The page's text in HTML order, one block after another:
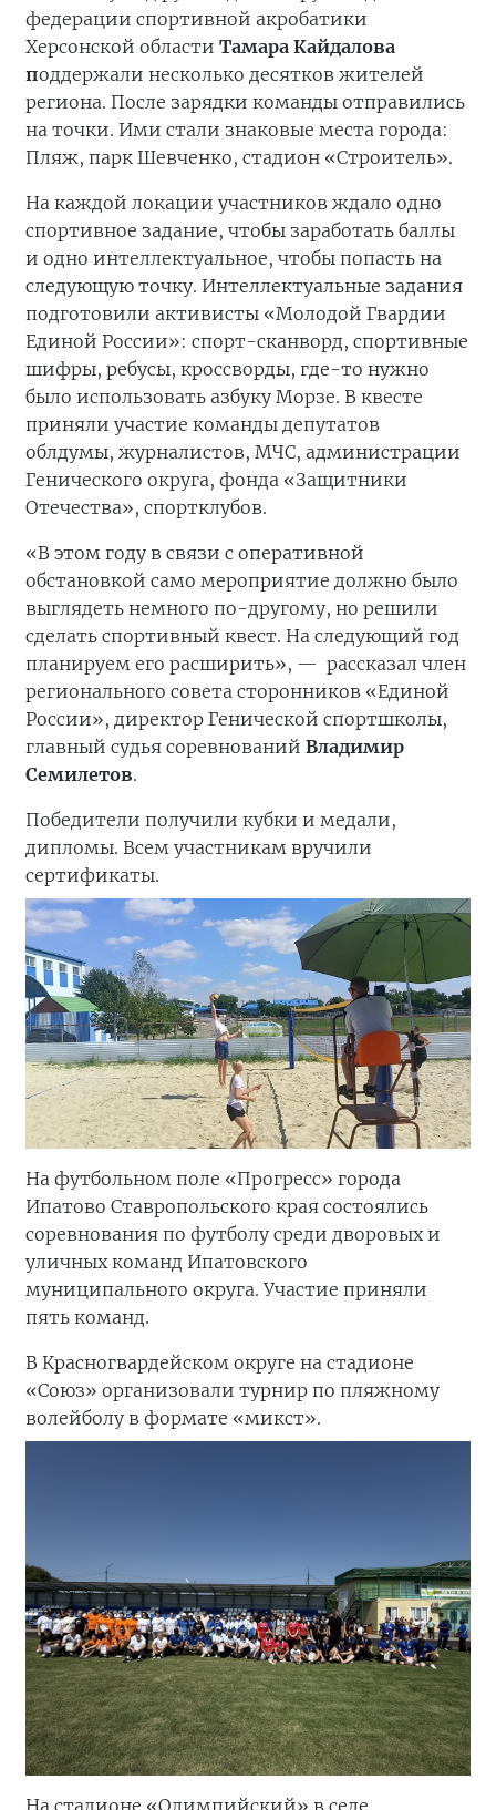
федерации спортивной акробатики
Херсонской области Тамара Кайдалова
поддержали несколько десятков жителей
региона. После зарядки команды отправились
на точки. Ими стали знаковые места города:
Пляж, парк Шевченко, стадион «Строитель».
На каждой локации участников ждало одно
спортивное задание, чтобы заработать баллы
и одно интеллектуальное, чтобы попасть на
следующую точку. Интеллектуальные задания
подготовили активисты «Молодой Гвардии
Единой России»: спорт-сканворд, спортивные
шифры, ребусы, кроссворды, где-то нужно
было использовать азбуку Морзе. В квесте
приняли участие команды депутатов
облдумы, журналистов, МЧС, администрации
Генического округа, фонда «Защитники
Отечества», спортклубов.
«В этом году в связи с оперативной
обстановкой само мероприятие должно было
выглядеть немного по-другому, но решили
сделать спортивный квест. На следующий год
планируем его расширить», — рассказал член
регионального совета сторонников «Единой
России», директор Генической спортшколы,
главный судья соревнований Владимир
Семилетов.
Победители получили кубки и медали,
дипломы. Всем участникам вручили
сертификаты.
На футбольном поле «Прогресс» города
Ипатово Ставропольского края состоялись
соревнования по футболу среди дворовых и
уличных команд Ипатовского
муниципального округа. Участие приняли
пять команд.
В Красногвардейском округе на стадионе
«Союз» организовали турнир по пляжному
волейболу в формате «микст».
На стадионе «Олимпийский» в селе